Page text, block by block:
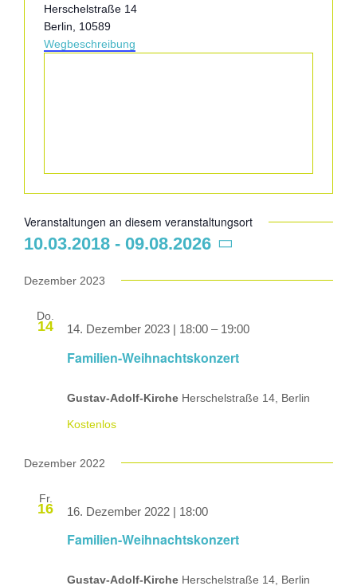
Adresse
Herschelstraße 14
Berlin
10589
Wegbeschreibung
Veranstaltungen an diesem veranstaltungsort
10.03.2018 - 09.08.2026
wählen.
Dezember 2023
Do.
14
Familien-Weihnachtskonzert
14. Dezember 2023 | 18:00 – 19:00
Gustav-Adolf-Kirche Herschelstraße 14, Berlin
Kostenlos
Dezember 2022
Fr.
16
Familien-Weihnachtskonzert
16. Dezember 2022 | 18:00
Gustav-Adolf-Kirche Herschelstraße 14, Berlin